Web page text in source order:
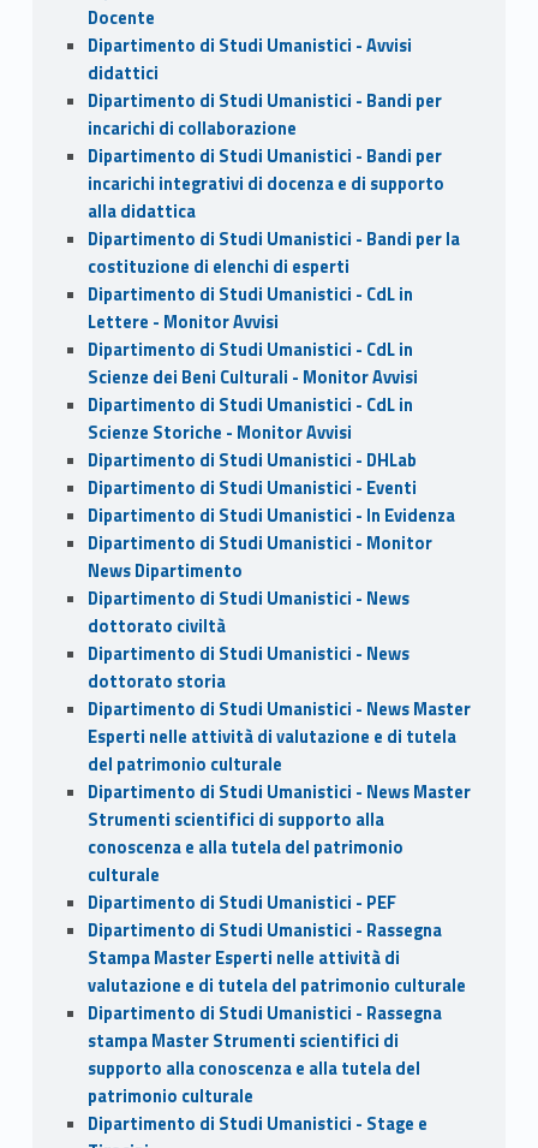
Docente
Dipartimento di Studi Umanistici - Avvisi
didattici
Dipartimento di Studi Umanistici - Bandi per
incarichi di collaborazione
Dipartimento di Studi Umanistici - Bandi per
incarichi integrativi di docenza e di supporto
alla didattica
Dipartimento di Studi Umanistici - Bandi per la
costituzione di elenchi di esperti
Dipartimento di Studi Umanistici - CdL in
Lettere - Monitor Avvisi
Dipartimento di Studi Umanistici - CdL in
Scienze dei Beni Culturali - Monitor Avvisi
Dipartimento di Studi Umanistici - CdL in
Scienze Storiche - Monitor Avvisi
Dipartimento di Studi Umanistici - DHLab
Dipartimento di Studi Umanistici - Eventi
Dipartimento di Studi Umanistici - In Evidenza
Dipartimento di Studi Umanistici - Monitor
News Dipartimento
Dipartimento di Studi Umanistici - News
dottorato civiltà
Dipartimento di Studi Umanistici - News
dottorato storia
Dipartimento di Studi Umanistici - News Master
Esperti nelle attività di valutazione e di tutela
del patrimonio culturale
Dipartimento di Studi Umanistici - News Master
Strumenti scientifici di supporto alla
conoscenza e alla tutela del patrimonio
culturale
Dipartimento di Studi Umanistici - PEF
Dipartimento di Studi Umanistici - Rassegna
Stampa Master Esperti nelle attività di
valutazione e di tutela del patrimonio culturale
Dipartimento di Studi Umanistici - Rassegna
stampa Master Strumenti scientifici di
supporto alla conoscenza e alla tutela del
patrimonio culturale
Dipartimento di Studi Umanistici - Stage e